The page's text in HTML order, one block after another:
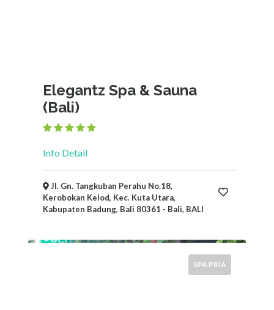
Elegantz Spa & Sauna
(Bali)
Info Detail
Jl. Gn. Tangkuban Perahu No.18,
Kerobokan Kelod, Kec. Kuta Utara,
Kabupaten Badung, Bali 80361 - Bali, BALI
SPA PRIA